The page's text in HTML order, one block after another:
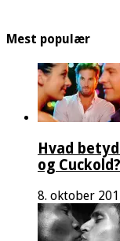
Mest populær
Hvad
og Cuckold?
8. oktober